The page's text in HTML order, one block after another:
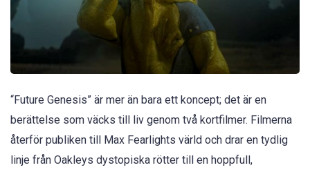
“Future Genesis” är mer än bara ett koncept; det är en
berättelse som väcks till liv genom två kortfilmer. Filmerna
återför publiken till Max Fearlights värld och drar en tydlig
linje från Oakleys dystopiska rötter till en hoppfull,